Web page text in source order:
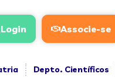
Login Associe-se
Depto. Científicos